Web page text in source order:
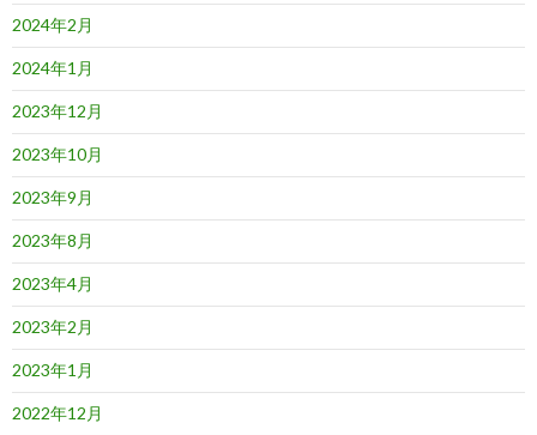
2024年2月
2024年1月
2023年12月
2023年10月
2023年9月
2023年8月
2023年4月
2023年2月
2023年1月
2022年12月